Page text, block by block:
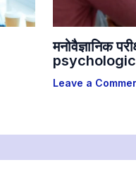
मनोवैज्ञानिक
Leave a